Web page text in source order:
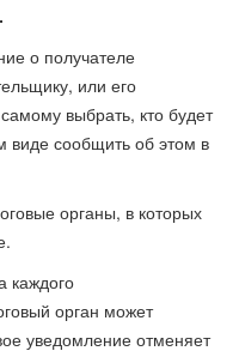
о получателе
или его
выбрать, кто будет
виде сообщить об этом в
органы, в которых
каждого
орган может
уведомление отменяет